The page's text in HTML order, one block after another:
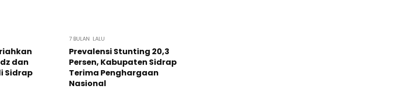
dan
Sidrap
7 BULAN LALU
Prevalensi Stunting 20,3
Persen, Kabupaten Sidrap
Terima Penghargaan
Nasional